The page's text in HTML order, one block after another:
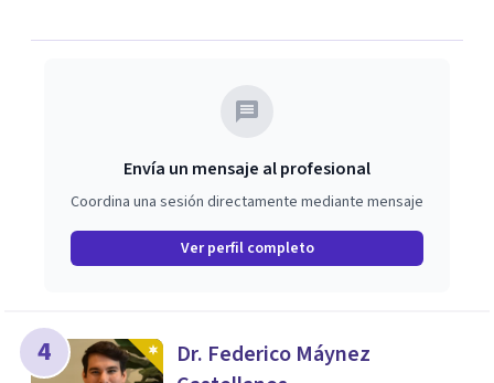
Envía un mensaje al profesional
Coordina una sesión directamente mediante mensaje
Ver perfil completo
4
Dr. Federico Máynez